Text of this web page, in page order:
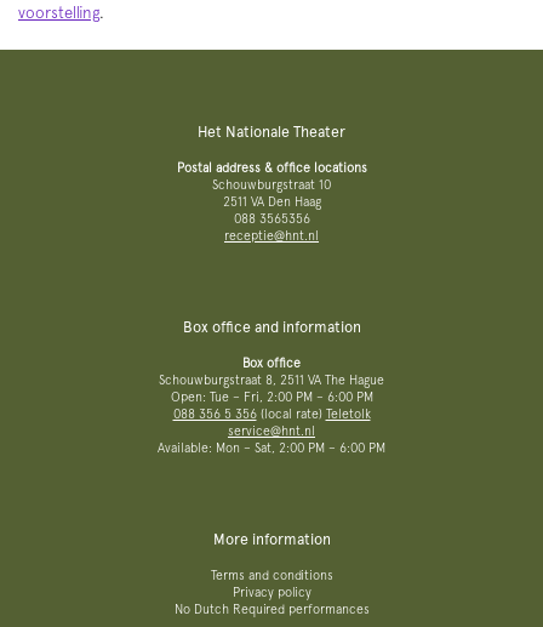
voorstelling.
Het Nationale Theater
Postal address & office locations
Schouwburgstraat 10
2511 VA Den Haag
088 3565356
receptie@hnt.nl
Box office and information
Box office
Schouwburgstraat 8, 2511 VA The Hague
Open: Tue – Fri, 2:00 PM – 6:00 PM
088 356 5 356(local rate) Teletolk
service@hnt.nl
Available: Mon – Sat, 2:00 PM – 6:00 PM
More information
Terms and conditions
Privacy policy
No Dutch Required performances